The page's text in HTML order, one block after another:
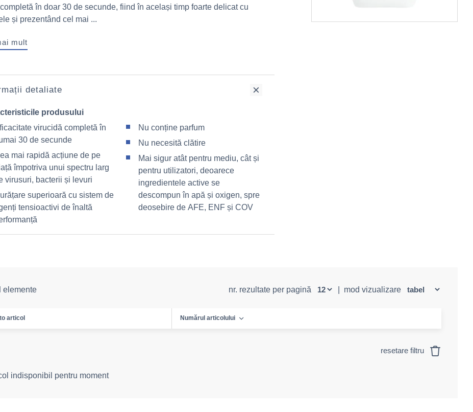
în doar 30 de secunde, fiind în același timp foarte delicat cu
și prezentând cel mai ...
mult
detaliate
produsului
virucidă completă în
30 de secunde
mai rapidă acțiune de pe
împotriva unui spectru larg
virusuri, bacterii și levuri
superioară cu sistem de
tensioactivi de înaltă
Nu conține parfum
Nu necesită clătire
Mai sigur atât pentru mediu, cât și
pentru utilizatori, deoarece
ingredientele active se
descompun în apă și oxigen, spre
deosebire de AFE, ENF și COV
elemente nr. rezultate per pagină mod vizualizare
articol Numărul articolului
resetare filtru
indisponibil pentru moment